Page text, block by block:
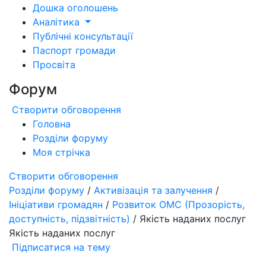
Дошка оголошень
Аналітика
Публічні консультації
Паспорт громади
Просвіта
Форум
Створити обговорення
Головна
Розділи форуму
Моя стрічка
Створити обговорення
Розділи форуму / Активізація та залучення /
Ініціативи громадян / Розвиток ОМС (Прозорість,
доступність, підзвітність) / Якість наданих послуг
Якість наданих послуг
Підписатися на тему